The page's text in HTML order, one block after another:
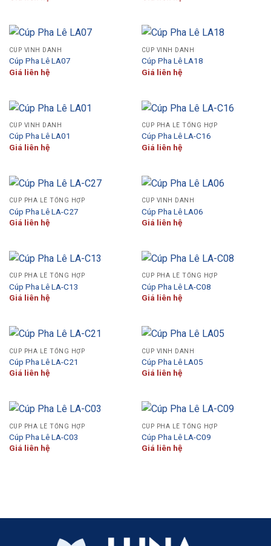
CÚP VINH DANH
Cúp Pha Lê LA07
Giá liên hệ
CÚP VINH DANH
Cúp Pha Lê LA18
Giá liên hệ
CÚP VINH DANH
Cúp Pha Lê LA01
Giá liên hệ
CÚP PHA LÊ TỔNG HỢP
Cúp Pha Lê LA-C16
Giá liên hệ
CÚP PHA LÊ TỔNG HỢP
Cúp Pha Lê LA-C27
Giá liên hệ
CÚP VINH DANH
Cúp Pha Lê LA06
Giá liên hệ
CÚP PHA LÊ TỔNG HỢP
Cúp Pha Lê LA-C13
Giá liên hệ
CÚP PHA LÊ TỔNG HỢP
Cúp Pha Lê LA-C08
Giá liên hệ
CÚP PHA LÊ TỔNG HỢP
Cúp Pha Lê LA-C21
Giá liên hệ
CÚP VINH DANH
Cúp Pha Lê LA05
Giá liên hệ
CÚP PHA LÊ TỔNG HỢP
Cúp Pha Lê LA-C03
Giá liên hệ
CÚP PHA LÊ TỔNG HỢP
Cúp Pha Lê LA-C09
Giá liên hệ